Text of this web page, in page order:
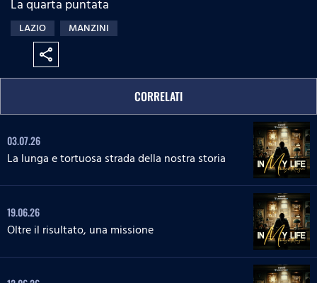
:
0
%
s
s
:
La quarta puntata
LAZIO MANZINI
share
CORRELATI
03.07.26
La lunga e tortuosa strada della nostra storia
19.06.26
Oltre il risultato, una missione